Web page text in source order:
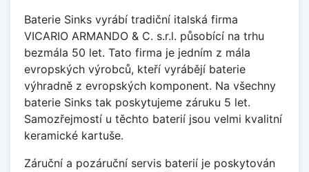
Baterie Sinks vyrábí tradiční italská firma
VICARIO ARMANDO & C. s.r.l. působící na trhu
bezmála 50 let. Tato firma je jedním z mála
evropských výrobců, kteří vyrábějí baterie
výhradně z evropských komponent. Na všechny
baterie Sinks tak poskytujeme záruku 5 let.
Samozřejmostí u těchto baterií jsou velmi kvalitní
keramické kartuše.
Záruční a pozáruční servis baterií je poskytován